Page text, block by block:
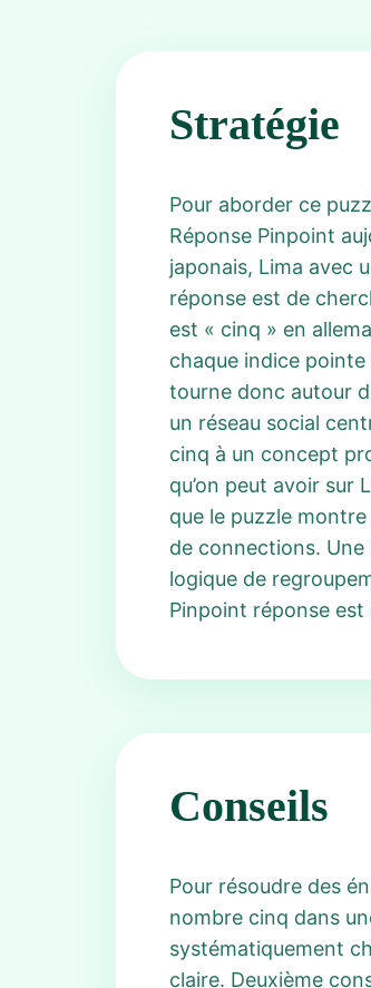
Stratégie
Pour aborder ce
Réponse Pinpoint
japonais, Lima avec
réponse est de
est « cinq » en
chaque indice pointe
tourne donc autour
un réseau social
cinq à un concept
qu’on peut avoir sur
que le puzzle
de connections.
logique de
Pinpoint réponse est
Conseils
Pour résoudre des
nombre cinq dans
systématiquement
claire. Deuxième